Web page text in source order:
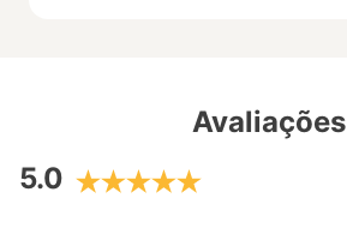
Avaliações
5.0